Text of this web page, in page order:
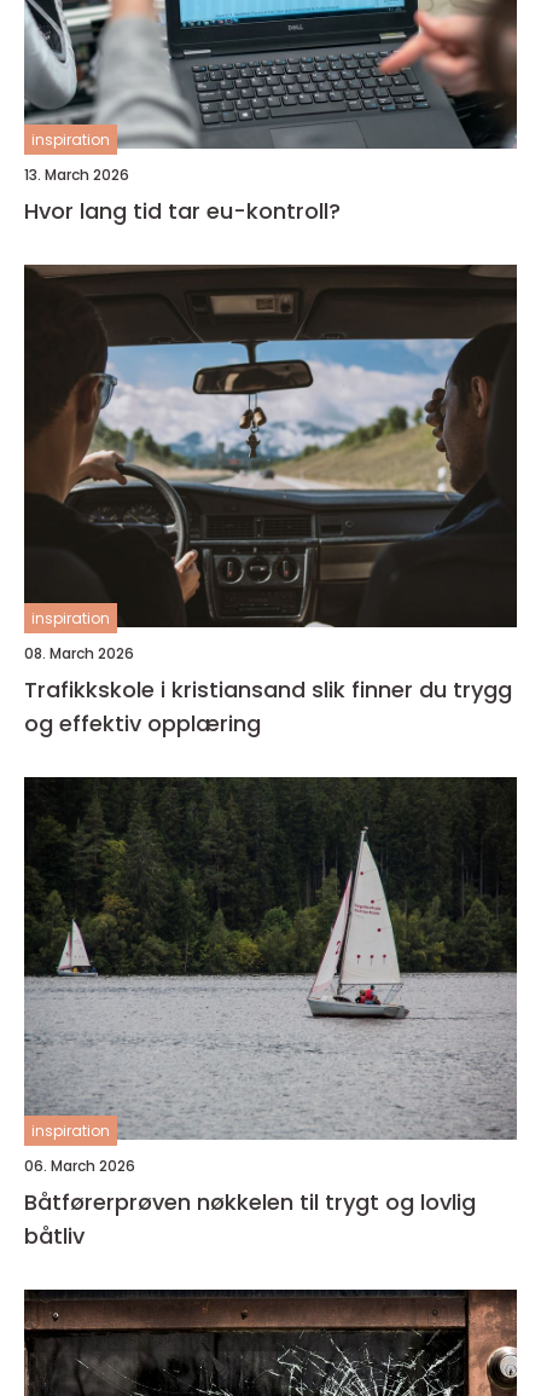
inspiration
13. March 2026
Hvor lang tid tar eu-kontroll?
inspiration
08. March 2026
Trafikkskole i kristiansand slik finner du trygg
og effektiv opplæring
inspiration
06. March 2026
Båtførerprøven nøkkelen til trygt og lovlig
båtliv